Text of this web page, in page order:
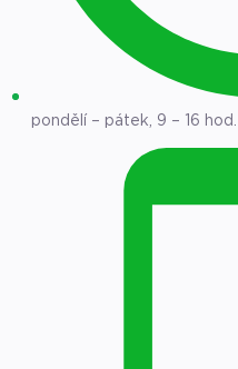
pondělí – pátek, 9 – 16 hod.